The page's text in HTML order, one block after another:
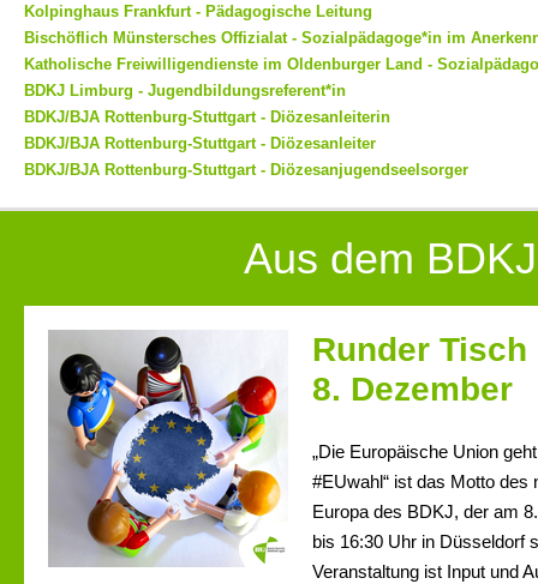
Kolpinghaus Frankfurt - Pädagogische Leitung
Bischöflich Münstersches Offizialat - Sozialpädagoge*in im
Katholische Freiwilligendienste im Oldenburger Land -
BDKJ Limburg - Jugendbildungsreferent*in
BDKJ/BJA Rottenburg-Stuttgart - Diözesanleiterin
BDKJ/BJA Rottenburg-Stuttgart - Diözesanleiter
BDKJ/BJA Rottenburg-Stuttgart - Diözesanjugendseelsorger
Aus dem BDKJ
Runder Tisch
8. Dezember
„Die Europäische Union
#EUwahl“ ist das Motto des
Europa des BDKJ, der am
bis 16:30 Uhr in Düsseldorf
Veranstaltung ist Input und